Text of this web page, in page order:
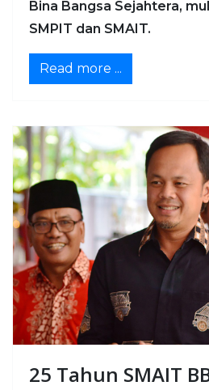
Bina Bangsa Sejahtera,
SMPIT dan SMAIT.
Read more ...
25 Tahun SMAIT